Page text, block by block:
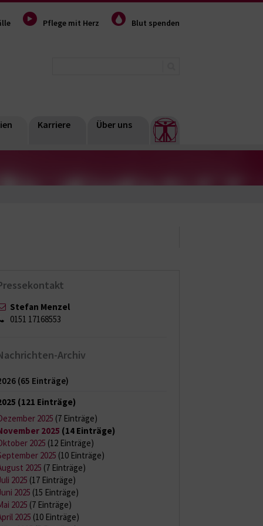
Pflege mit Herz Blut spenden
Karriere Über uns
Stefan Menzel
0151 17168553
Archiv
(65 Einträge)
(121 Einträge)
2025 (7 Einträge)
2025 (14 Einträge)
2025 (12 Einträge)
2025 (10 Einträge)
2025 (7 Einträge)
2025 (17 Einträge)
2025 (15 Einträge)
2025 (7 Einträge)
2025 (10 Einträge)